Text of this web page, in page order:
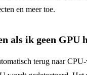
en meer toe.
als ik geen GPU
terug naar